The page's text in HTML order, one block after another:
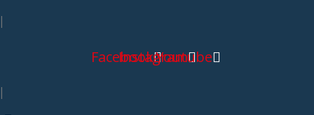
|
Facebook
Instagram
Youtube
|